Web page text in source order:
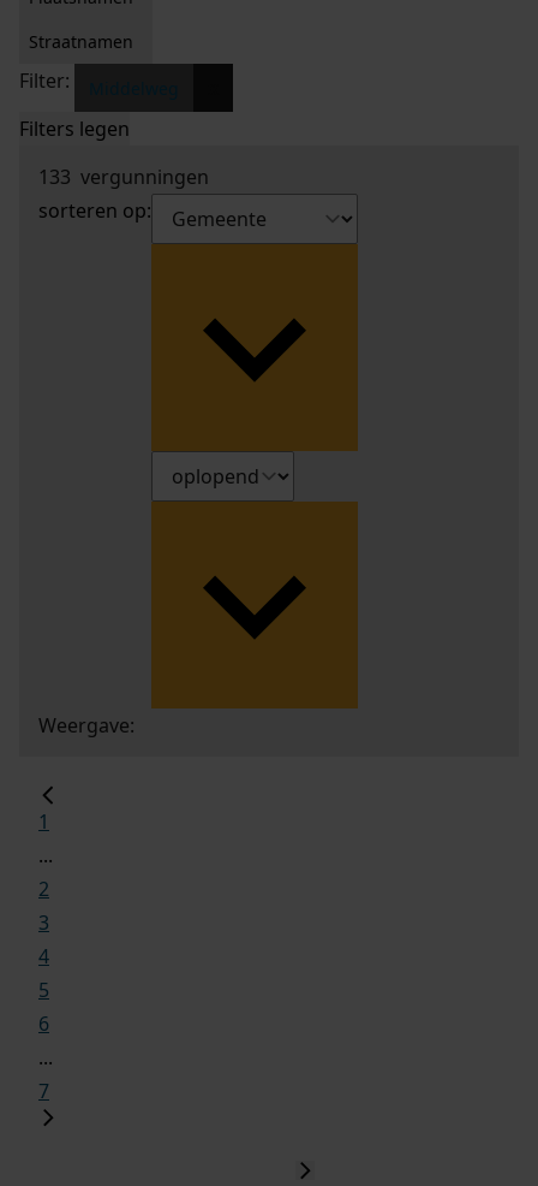
Straatnamen
Filter:
Filters legen
133 vergunningen
sorteren op:
Weergave:
1
...
2
3
4
5
6
...
7